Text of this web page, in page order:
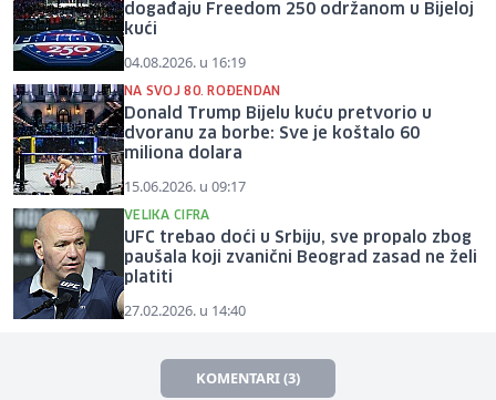
događaju Freedom 250 održanom u Bijeloj
kući
04.08.2026. u 16:19
NA SVOJ 80. ROĐENDAN
Donald Trump Bijelu kuću pretvorio u
dvoranu za borbe: Sve je koštalo 60
miliona dolara
15.06.2026. u 09:17
VELIKA CIFRA
UFC trebao doći u Srbiju, sve propalo zbog
paušala koji zvanični Beograd zasad ne želi
platiti
27.02.2026. u 14:40
KOMENTARI (3)